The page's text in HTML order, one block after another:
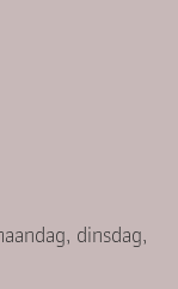
dinsdag,